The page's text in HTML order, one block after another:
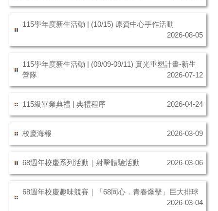
115學年度新生活動 | (10/15) 原資中心手作活動
2026-08-05
115學年度新生活動 | (09/09-09/11) 實光重塑計畫-新生
營隊
2026-07-12
115級畢業典禮 | 典禮程序 2026-04-24
校慶海報 2026-03-09
68週年校慶系列活動｜射擊體驗活動 2026-03-06
68週年校慶趣味競賽｜「68同心．青春爆擊」巨大排球
2026-03-04